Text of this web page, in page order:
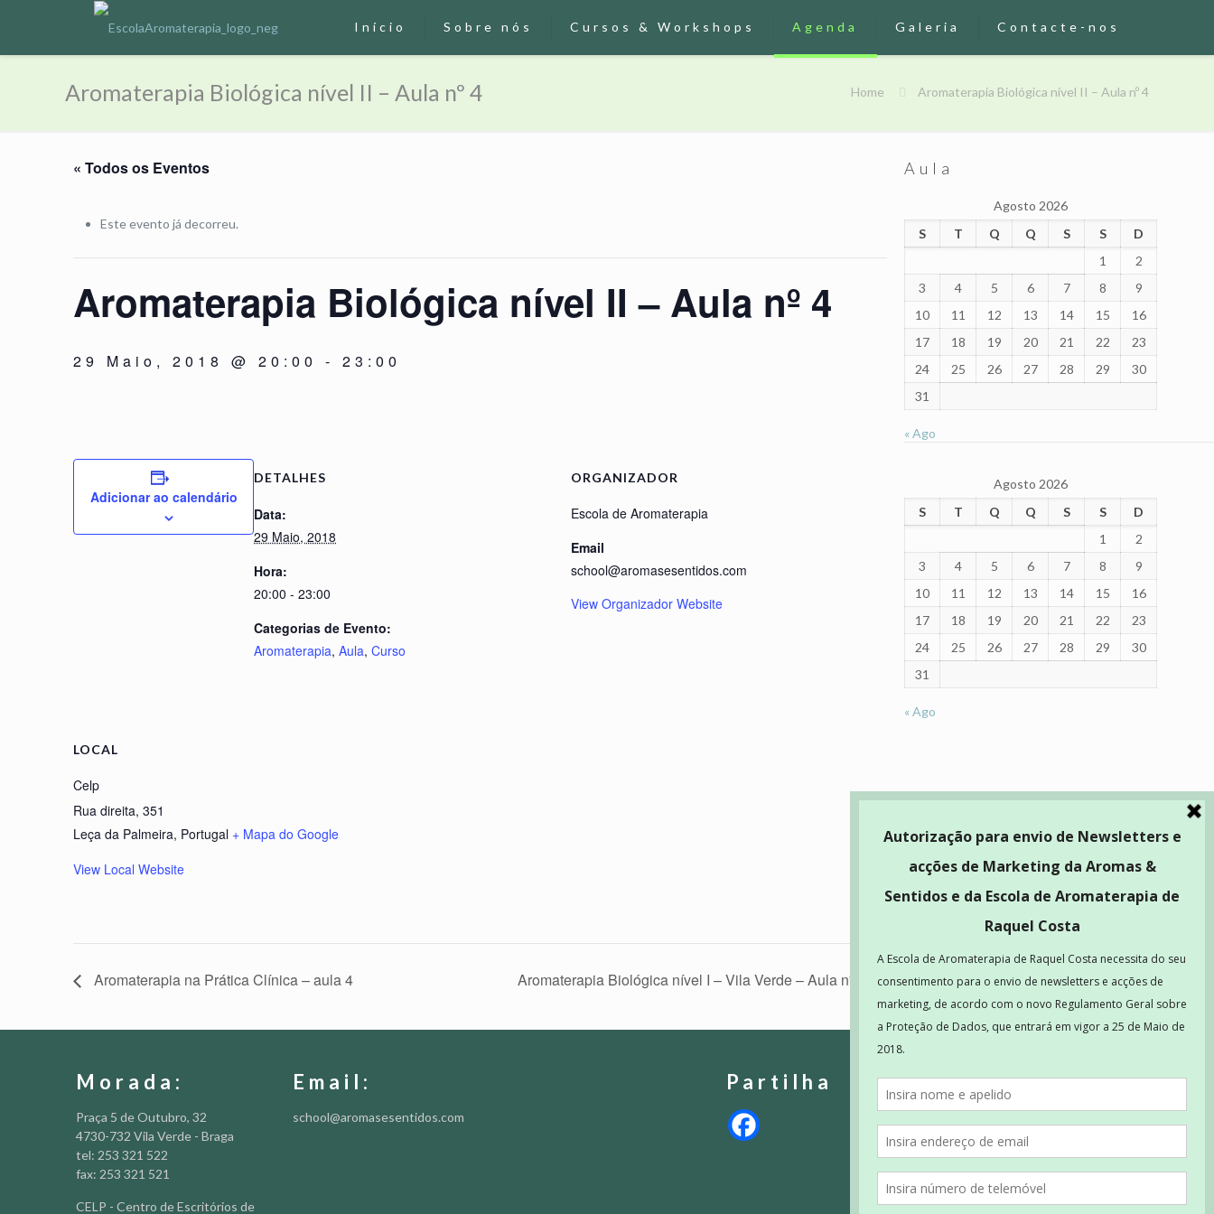
Início Sobre nós Cursos & Workshops Agenda Galeria Contacte-nos
Aromaterapia Biológica nível II – Aula nº 4 Home Aromaterapia Biológica nível II – Aula nº 4
« Todos os Eventos
Este evento já decorreu.
Aromaterapia Biológica nível II – Aula nº 4
29 Maio, 2018 @ 20:00 -23:00
Adicionar ao calendário
DETALHES
Data:
29 Maio, 2018
Hora:
20:00 - 23:00
Categorias de Evento:
Aromaterapia,Aula,Curso
ORGANIZADOR
Escola de Aromaterapia
Email
school@aromasesentidos.com
View Organizador Website
LOCAL
Celp
Rua direita, 351
Leça da Palmeira, Portugal + Mapa do Google
View Local Website
Aromaterapia na Prática Clínica – aula 4 Aromaterapia Biológica nível I – Vila Verde – Aula nº 2
Aula
Agosto 2026
S
T Q Q S S
D
1
2
3
4 5 6 7 8
9
10
11 12 13 14 15
16
17
18 19 20 21 22
23
24
25 26 27 28 29
30
31
« Ago
Agosto 2026
S
T Q Q S S
D
1
2
3
4 5 6 7 8
9
10
11 12 13 14 15
16
17
18 19 20 21 22
23
24
25 26 27 28 29
30
31
« Ago
Morada:
Praça 5 de Outubro, 32
4730-732 Vila Verde - Braga
tel: 253 321 522
fax: 253 321 521
CELP - Centro de Escritórios de
Email:
school@aromasesentidos.com
Partilha